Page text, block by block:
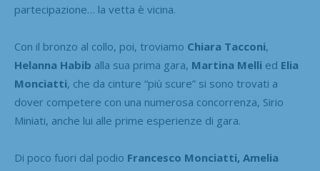
partecipazione… la vetta è vicina.
Con il bronzo al collo, poi, troviamo Chiara Tacconi,
Helanna Habib alla sua prima gara, Martina Melli ed Elia
Monciatti, che da cinture “più scure” si sono trovati a
dover competere con una numerosa concorrenza, Sirio
Miniati, anche lui alle prime esperienze di gara.
Di poco fuori dal podio Francesco Monciatti, Amelia